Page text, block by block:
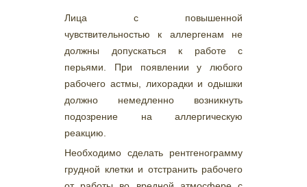
Лица с повышенной
чувствительностью к аллергенам не
должны допускаться к работе с
перьями. При появлении у любого
рабочего астмы, лихорадки и одышки
должно немедленно возникнуть
подозрение на аллергическую
реакцию.
Необходимо сделать рентгенограмму
грудной клетки и отстранить рабочего